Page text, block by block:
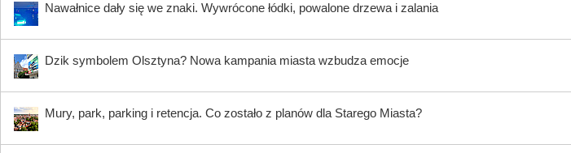
Nawałnice dały się we znaki. Wywrócone łódki, powalone drzewa i zalania
Dzik symbolem Olsztyna? Nowa kampania miasta wzbudza emocje
Mury, park, parking i retencja. Co zostało z planów dla Starego Miasta?